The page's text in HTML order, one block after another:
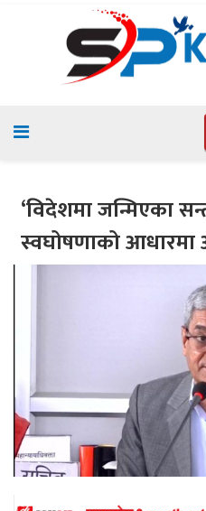
‘विदेशमा जन्मिएका
स्वघोषणाको आधारमा